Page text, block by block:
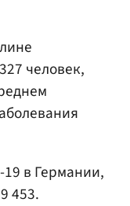
человек,
в Германии,
453.